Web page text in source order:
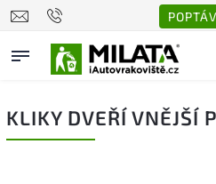
KLIKY DVEŘÍ VNĚJŠÍ